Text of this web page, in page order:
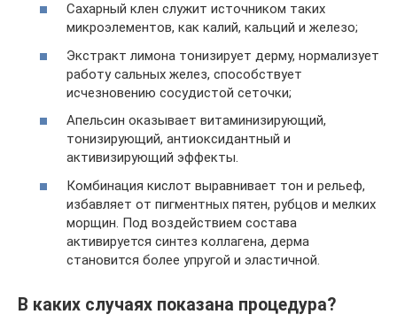
Сахарный клен служит источником таких
микроэлементов, как калий, кальций и железо;
Экстракт лимона тонизирует дерму, нормализует
работу сальных желез, способствует
исчезновению сосудистой сеточки;
Апельсин оказывает витаминизирующий,
тонизирующий, антиоксидантный и
активизирующий эффекты.
Комбинация кислот выравнивает тон и рельеф,
избавляет от пигментных пятен, рубцов и мелких
морщин. Под воздействием состава
активируется синтез коллагена, дерма
становится более упругой и эластичной.
В каких случаях показана процедура?